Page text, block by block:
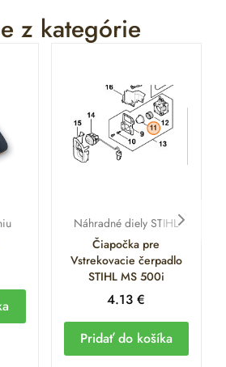
z kategórie
Náhradné diely STIHL
Čiapočka pre
Vstrekovacie čerpadlo
STIHL MS 500i
4.13€
Pridať do košíka